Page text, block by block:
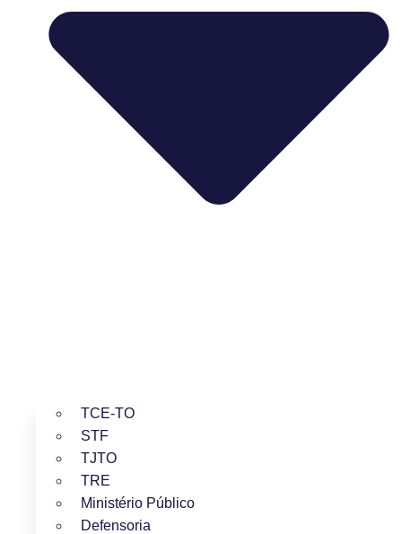
TCE-TO
STF
TJTO
TRE
Ministério Público
Defensoria